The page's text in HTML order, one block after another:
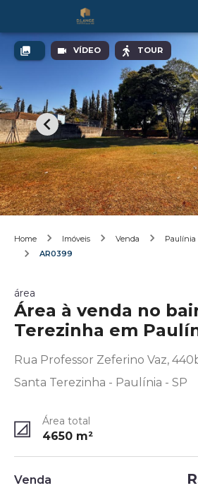
VÍDEO TOUR
Home Imóveis Venda Paulínia
AR0399
área
Área à venda no
Terezinha em
Rua Professor Zeferino Vaz,
Santa Terezinha - Paulínia - SP
Área total
4650 m²
Venda